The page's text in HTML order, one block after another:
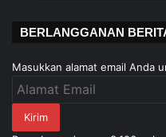
BERLANGGANAN
Masukkan alamat email Anda
Alamat
Kirim